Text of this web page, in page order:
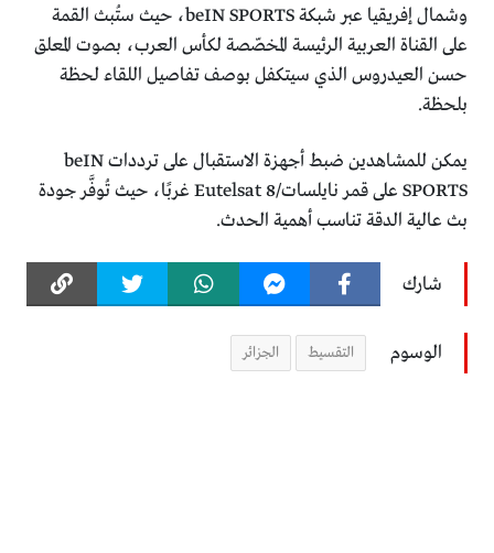
وشمال إفريقيا عبر شبكة beIN SPORTS، حيث ستُبث القمة
على القناة العربية الرئيسة المخصّصة لكأس العرب، بصوت المعلق
حسن العيدروس الذي سيتكفل بوصف تفاصيل اللقاء لحظة
بلحظة.
يمكن للمشاهدين ضبط أجهزة الاستقبال على ترددات beIN
SPORTS على قمر نايلسات/Eutelsat 8 غربًا، حيث تُوفَّر جودة
بث عالية الدقة تناسب أهمية الحدث.
شارك
الوسوم التقسيط الجزائر